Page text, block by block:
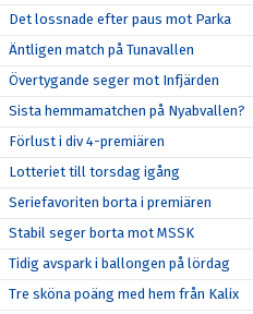
Det lossnade efter paus mot Parka
Äntligen match på Tunavallen
Övertygande seger mot Infjärden
Sista hemmamatchen på Nyabvallen?
Förlust i div 4-premiären
Lotteriet till torsdag igång
Seriefavoriten borta i premiären
Stabil seger borta mot MSSK
Tidig avspark i ballongen på lördag
Tre sköna poäng med hem från Kalix